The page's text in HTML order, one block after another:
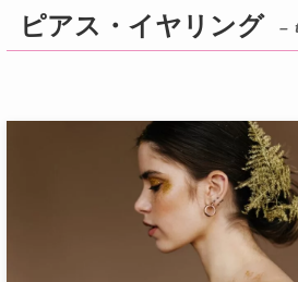
ピアス・イヤリング –